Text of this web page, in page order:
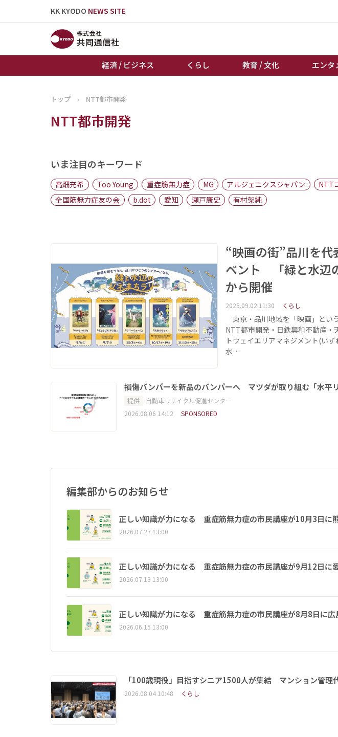
KK KYODO NEWS SITE
経済 / ビジネス くらし 教育 / 文化 エンタ
トップページ
お知らせ
地域
キーパーソン
トップ › NTT都市開発
NTT都市開発
いま注目のキーワード
高畑充希 Too Young 重症筋無力症 MG アルジェニクスジャパン
NTT
全国筋無力症友の会
b.dot 愛知 瀬戸康史
有村架純
“映画の街”品川を
ベント 「緑と水辺
から開催
2025.09.02 11:30 くらし
東京・品川地域を「映画」とい
NTT都市開発・日鉄興和不動産・
トウェイエリアマネジメント(い
水…
損傷バンパーを新品のバンパーへ マツダが取り組む「水平リ
提供
自動車リサイクル促進センター
2026.08.06 14:12
SPONSORED
編集部からのお知らせ
正しい知識が力になる 重症筋無力症の市民講座が10月3日に
2026.07.27 13:00
正しい知識が力になる 重症筋無力症の市民講座が9月12日に
2026.07.13 13:00
正しい知識が力になる 重症筋無力症の市民講座が8月8日に広
2026.06.15 13:00
「100歳現役」目指すシニア1500人が集結 マンション管理
2026.08.04 10:48 くらし